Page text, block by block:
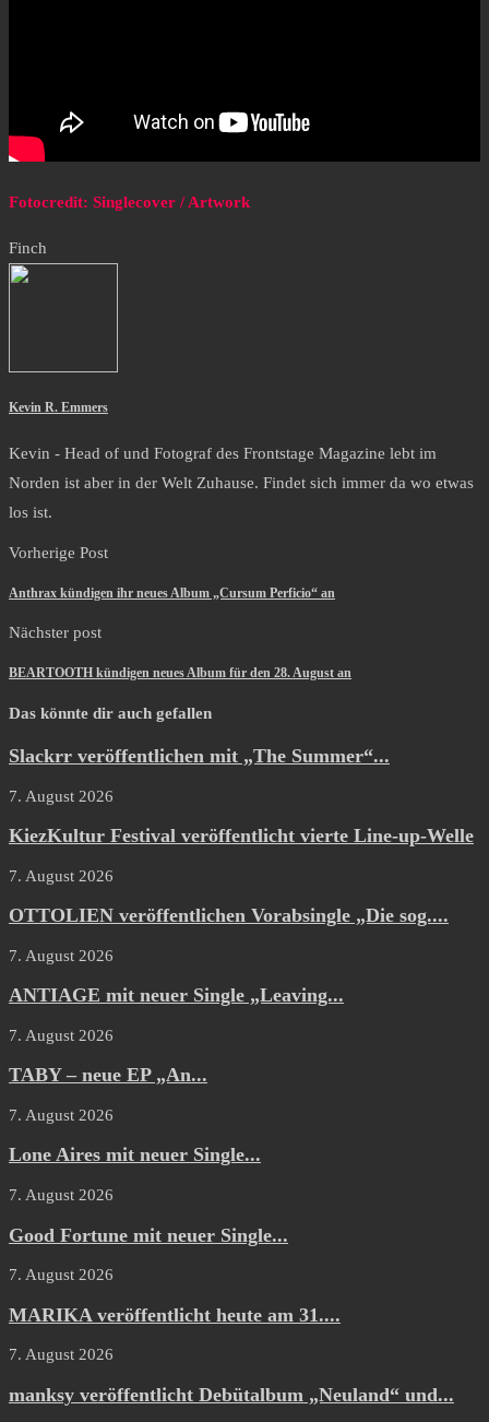
Fotocredit: Singlecover / Artwork
Finch
Kevin R. Emmers
Kevin - Head of und Fotograf des Frontstage Magazine lebt im
Norden ist aber in der Welt Zuhause. Findet sich immer da wo etwas
los ist.
Vorherige Post
Anthrax kündigen ihr neues Album „Cursum Perficio“ an
Nächster post
BEARTOOTH kündigen neues Album für den 28. August an
Das könnte dir auch gefallen
Slackrr veröffentlichen mit „The Summer“...
7. August 2026
KiezKultur Festival veröffentlicht vierte Line-up-Welle
7. August 2026
OTTOLIEN veröffentlichen Vorabsingle „Die sog....
7. August 2026
ANTIAGE mit neuer Single „Leaving...
7. August 2026
TABY – neue EP „An...
7. August 2026
Lone Aires mit neuer Single...
7. August 2026
Good Fortune mit neuer Single...
7. August 2026
MARIKA veröffentlicht heute am 31....
7. August 2026
manksy veröffentlicht Debütalbum „Neuland“ und...